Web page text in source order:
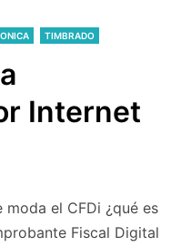
TIMBRADO
Internet
moda el CFDi ¿qué es
Fiscal Digital